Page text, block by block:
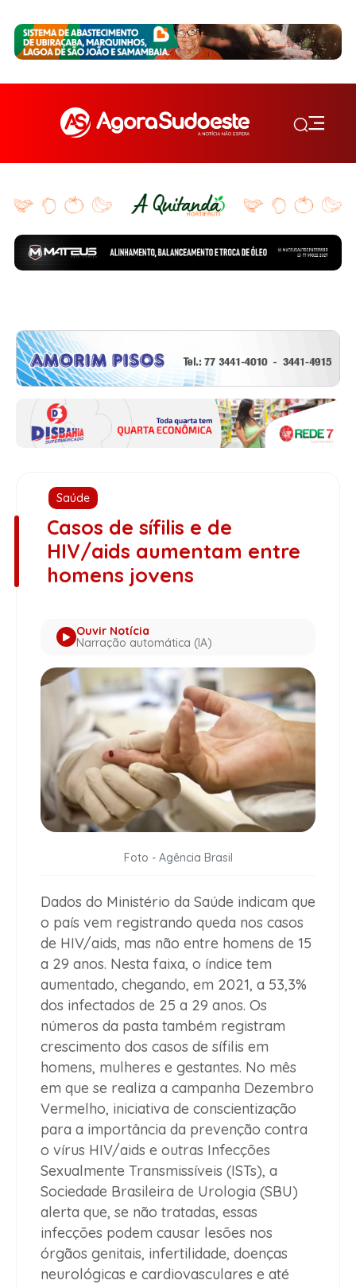
Saúde
Casos de sífilis e de
HIV/aids aumentam entre
homens jovens
Ouvir Notícia
Narração automática (IA)
Foto - Agência Brasil
Dados do Ministério da Saúde indicam que
o país vem registrando queda nos casos
de HIV/aids, mas não entre homens de 15
a 29 anos. Nesta faixa, o índice tem
aumentado, chegando, em 2021, a 53,3%
dos infectados de 25 a 29 anos. Os
números da pasta também registram
crescimento dos casos de sífilis em
homens, mulheres e gestantes. No mês
em que se realiza a campanha Dezembro
Vermelho, iniciativa de conscientização
para a importância da prevenção contra
o vírus HIV/aids e outras Infecções
Sexualmente Transmissíveis (ISTs), a
Sociedade Brasileira de Urologia (SBU)
alerta que, se não tratadas, essas
infecções podem causar lesões nos
órgãos genitais, infertilidade, doenças
neurológicas e cardiovasculares e até